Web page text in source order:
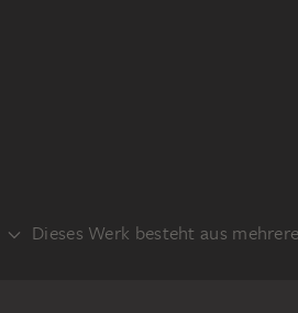
Dieses Werk besteht aus